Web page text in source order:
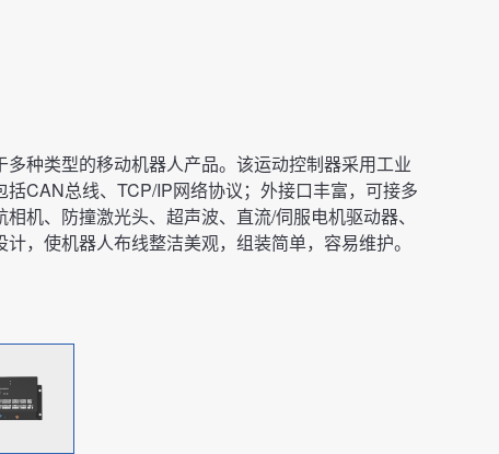
种类型的移动机器人产品。该运动控制器采用工业
CAN总线、TCP/IP网络协议；外接口丰富，可接多
机、防撞激光头、超声波、直流/伺服电机驱动器、
，使机器人布线整洁美观，组装简单，容易维护。